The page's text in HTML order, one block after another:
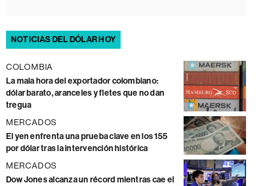
NOTICIAS DEL DÓLAR HOY
COLOMBIA
La mala hora del exportador colombiano:
dólar barato, aranceles y fletes que no dan
tregua
MERCADOS
El yen enfrenta una prueba clave en los 155
por dólar tras la intervención histórica
MERCADOS
Dow Jones alcanza un récord mientras cae el